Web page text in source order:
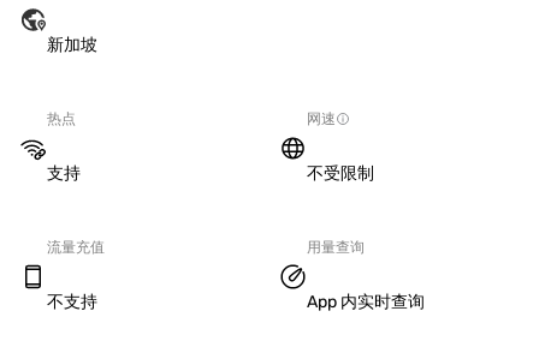
新加坡
热点
支持
网速
不受限制
流量充值
不支持
用量查询
App 内实时查询